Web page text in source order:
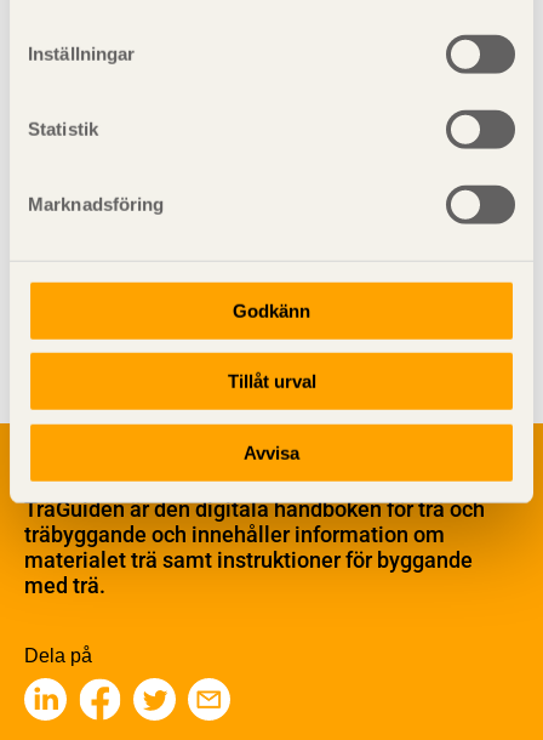
Inställningar
Statistik
Marknadsföring
Godkänn
Tillåt urval
Avvisa
Visa sajtkarta
Skogsbruk
Barrträdets uppbyggnad
Träets egenskaper och kvalitet
Träbaserade produkter
Kemisk behandling
Fakta om Limträ
TräGuiden är den digitala handboken för trä och
träbyggande och innehåller information om
materialet trä samt instruktioner för byggande
med trä.
Dela på